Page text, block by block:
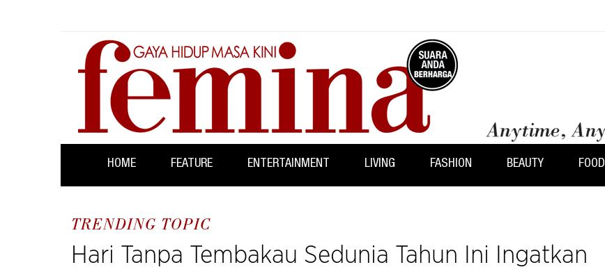
HOME FEATURE ENTERTAINMENT LIVING FASHION BEAUTY FOOD
TRENDING TOPIC
Hari Tanpa Tembakau Sedunia Tahun Ini Ingatkan